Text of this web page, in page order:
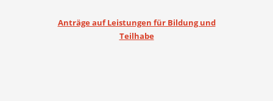
Anträge auf Leistungen für Bildung und
Teilhabe